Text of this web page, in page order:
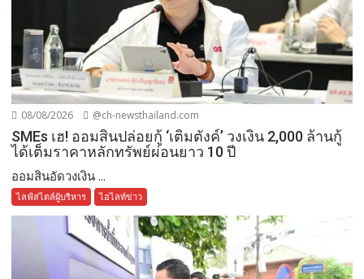
08/08/2026 @ch-newsthailand.com
SMEs เฮ! ออมสินปล่อยกู้ ‘เติมตังค์’ วงเงิน 2,000 ล้านกู้
ได้เต็มราคาหลักทรัพย์ผ่อนยาว 10 ปี
ออมสินอัดวงเงิน ...
ไลฟ์สไตล์ผู้บริหาร ไฮไลท์ข่าว